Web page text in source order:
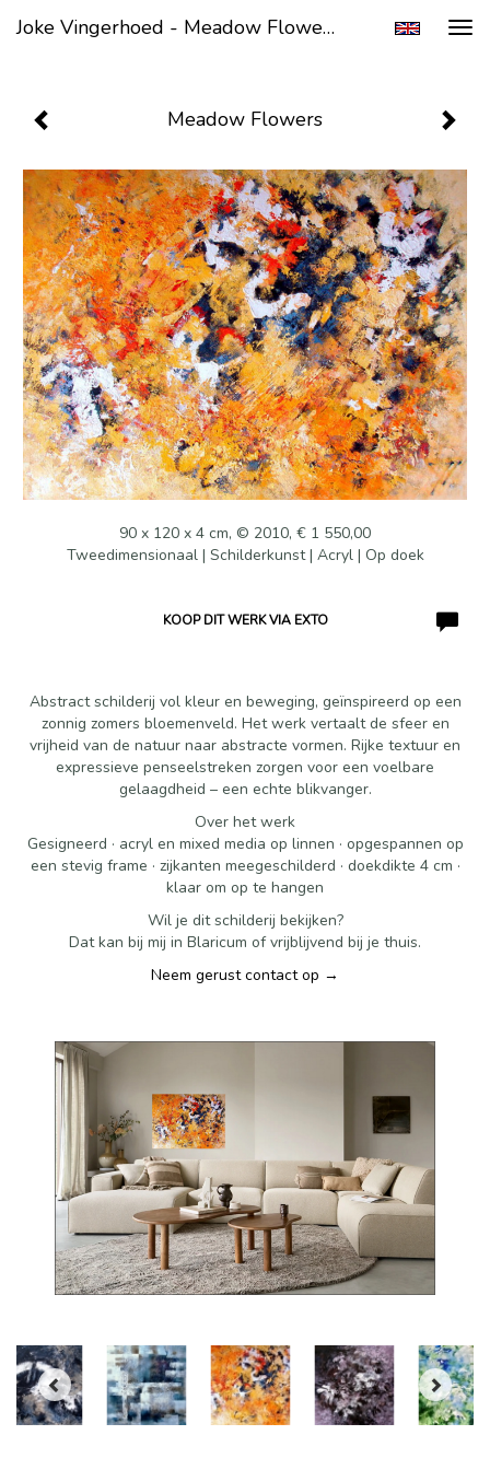
Joke Vingerhoed - Meadow Flowers
Meadow Flowers
90 x 120 x 4 cm, © 2010, € 1 550,00
Tweedimensionaal | Schilderkunst | Acryl | Op doek
KOOP DIT WERK VIA EXTO
Abstract schilderij vol kleur en beweging, geïnspireerd op een
zonnig zomers bloemenveld. Het werk vertaalt de sfeer en
vrijheid van de natuur naar abstracte vormen. Rijke textuur en
expressieve penseelstreken zorgen voor een voelbare
gelaagdheid – een echte blikvanger.
Over het werk
Gesigneerd · acryl en mixed media op linnen · opgespannen op
een stevig frame · zijkanten meegeschilderd · doekdikte 4 cm ·
klaar om op te hangen
Wil je dit schilderij bekijken?
Dat kan bij mij in Blaricum of vrijblijvend bij je thuis.
Neem gerust contact op →